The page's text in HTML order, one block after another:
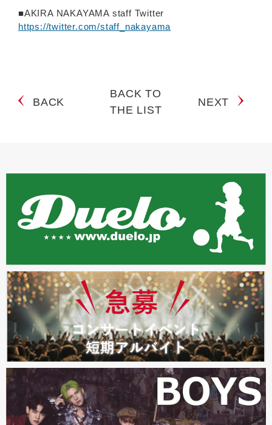
■AKIRA NAKAYAMA staff Twitter
https://twitter.com/staff_nakayama
BACK
BACK TO
THE LIST
NEXT